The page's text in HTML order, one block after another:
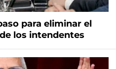
para eliminar el
los intendentes